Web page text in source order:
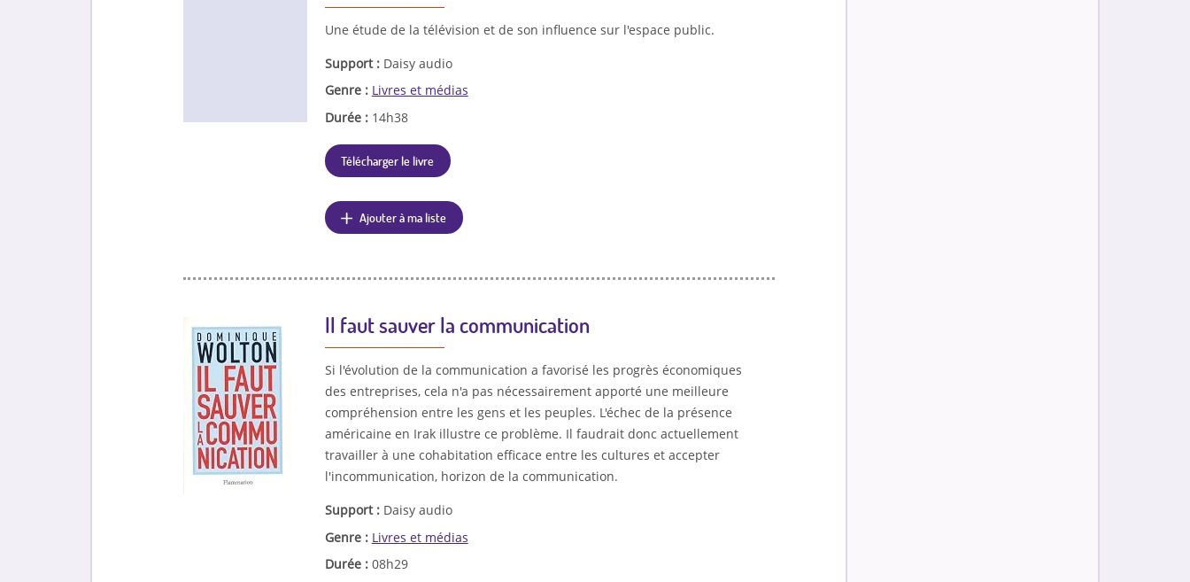
Une étude de la télévision et de son influence sur l'espace public.
Support : Daisy audio
Genre : Livres et médias
Durée : 14h38
Télécharger le livre
Ajouter à ma liste
Il faut sauver la communication
Si l'évolution de la communication a favorisé les progrès économiques
des entreprises, cela n'a pas nécessairement apporté une meilleure
compréhension entre les gens et les peuples. L'échec de la présence
américaine en Irak illustre ce problème. Il faudrait donc actuellement
travailler à une cohabitation efficace entre les cultures et accepter
l'incommunication, horizon de la communication.
Support : Daisy audio
Genre : Livres et médias
Durée : 08h29